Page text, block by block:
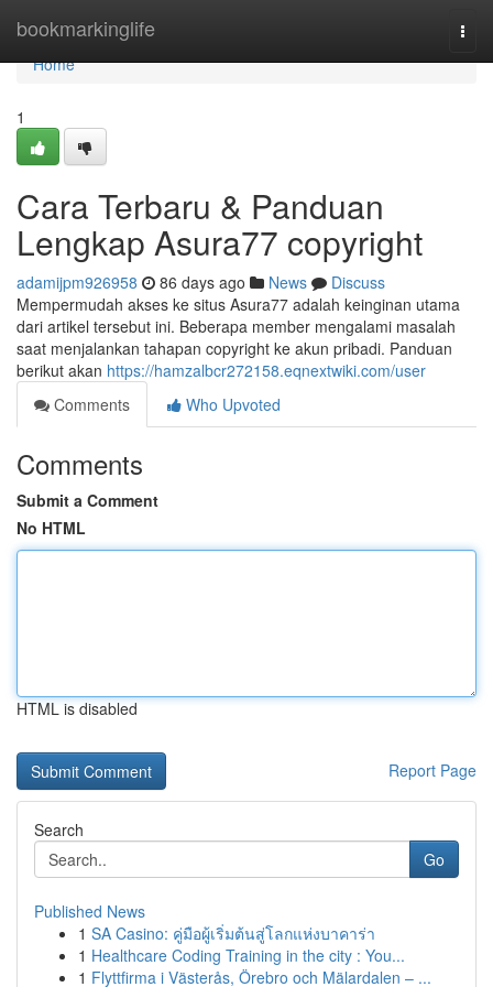
bookmarkinglife
Home
Home
1
Cara Terbaru & Panduan
Lengkap Asura77 copyright
adamijpm926958 86 days ago News
Discuss
Mempermudah akses ke situs Asura77 adalah keinginan utama
dari artikel tersebut ini. Beberapa member mengalami masalah
saat menjalankan tahapan copyright ke akun pribadi. Panduan
berikut akan https://hamzalbcr272158.eqnextwiki.com/user
Comments
Who Upvoted
Comments
Submit a Comment
No HTML
HTML is disabled
Report Page
Search
Go
Published News
1 SA Casino: คู่มือผู้เริ่มต้นสู่โลกแห่งบาคาร่า
1 Healthcare Coding Training in the city : You...
1 Flyttfirma i Västerås, Örebro och Mälardalen – ...